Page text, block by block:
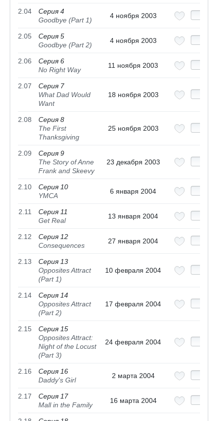
2.04
Серия 4
Goodbye (Part 1)
4 ноября 2003
2.05
Серия 5
Goodbye (Part 2)
4 ноября 2003
2.06
Серия 6
No Right Way
11 ноября 2003
2.07
Серия 7
What Dad Would
Want
18 ноября 2003
2.08
Серия 8
The First
Thanksgiving
25 ноября 2003
2.09
Серия 9
The Story of Anne
Frank and Skeevy
23 декабря 2003
2.10
Серия 10
YMCA
6 января 2004
2.11
Серия 11
Get Real
13 января 2004
2.12
Серия 12
Consequences
27 января 2004
2.13
Серия 13
Opposites Attract
(Part 1)
10 февраля 2004
2.14
Серия 14
Opposites Attract
(Part 2)
17 февраля 2004
2.15
Серия 15
Opposites Attract:
Night of the Locust
(Part 3)
24 февраля 2004
2.16
Серия 16
Daddy's Girl
2 марта 2004
2.17
Серия 17
Mall in the Family
16 марта 2004